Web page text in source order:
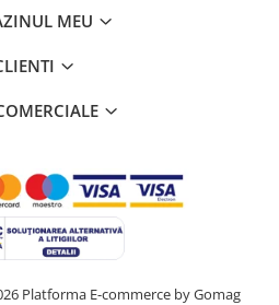
MEU
Platforma E-commerce by Gomag